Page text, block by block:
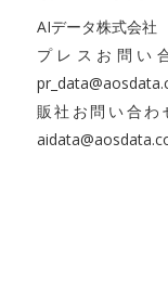
AIデータ株式会社
プレスお問い
販社お問い合